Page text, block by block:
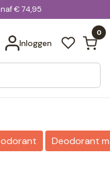
€ 74,95
Inloggen
0
Bekijk alle resultaten
Deodorant